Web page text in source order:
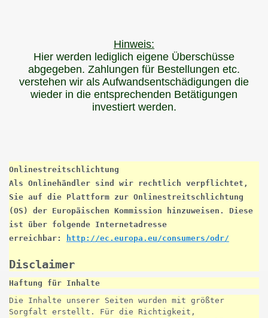
Hinweis:
Hier werden lediglich eigene Überschüsse
abgegeben. Zahlungen für Bestellungen etc.
verstehen wir als Aufwandsentschädigungen die
wieder in die entsprechenden Betätigungen
investiert werden.
Onlinestreitschlichtung
Als Onlinehändler sind wir rechtlich verpflichtet,
Sie auf die Plattform zur Onlinestreitschlichtung
(OS) der Europäischen Kommission hinzuweisen. Diese
ist über folgende Internetadresse
erreichbar:
http://ec.europa.eu/consumers/odr/
Disclaimer
Haftung für Inhalte
Die Inhalte unserer Seiten wurden mit größter
Sorgfalt erstellt. Für die Richtigkeit,